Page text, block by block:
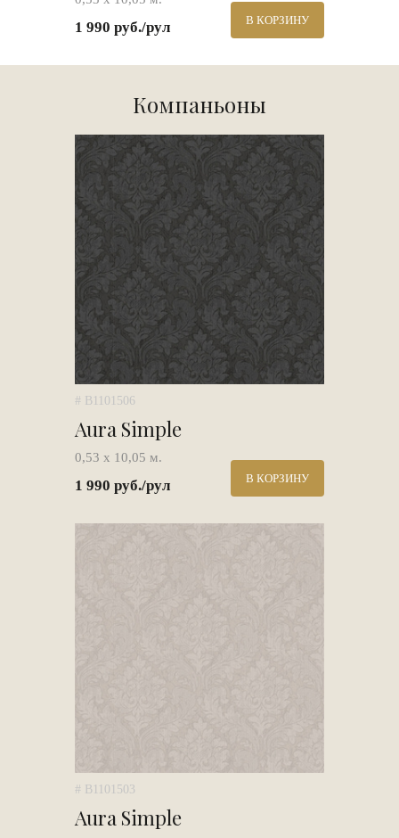
1 990 руб./рул В КОРЗИНУ
Компаньоны
# B1101506
Aura Simple
0,53 х 10,05 м.
1 990 руб./рул В КОРЗИНУ
# B1101503
Aura Simple